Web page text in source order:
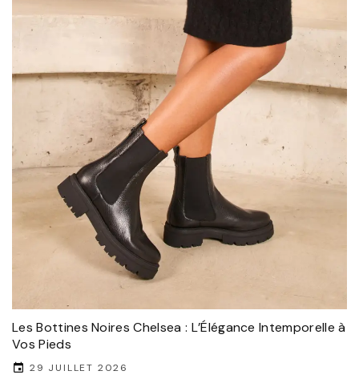
Les Bottines Noires Chelsea : L’Élégance Intemporelle à
Vos Pieds
29 JUILLET 2026